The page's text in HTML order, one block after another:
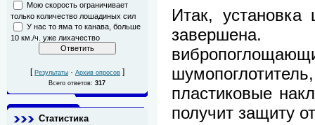
Мою скорость ограничивает
только количество лошадиных сил
У нас то яма то канава, больше
10 км./ч. уже лихачество
[ Результаты · Архив опросов ]
Всего ответов:317
Статистика
Итак, установка
пластиковые
получит защиту